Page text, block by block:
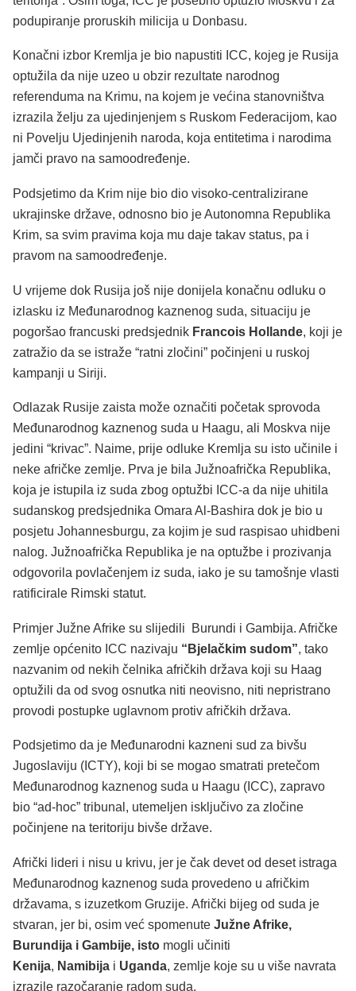
podupiranje proruskih milicija u Donbasu.
Konačni izbor Kremlja je bio napustiti ICC, kojeg je Rusija
optužila da nije uzeo u obzir rezultate narodnog
referenduma na Krimu, na kojem je većina stanovništva
izrazila želju za ujedinjenjem s Ruskom Federacijom, kao
ni Povelju Ujedinjenih naroda, koja entitetima i narodima
jamči pravo na samoodređenje.
Podsjetimo da Krim nije bio dio visoko-centralizirane
ukrajinske države, odnosno bio je Autonomna Republika
Krim, sa svim pravima koja mu daje takav status, pa i
pravom na samoodređenje.
U vrijeme dok Rusija još nije donijela konačnu odluku o
izlasku iz Međunarodnog kaznenog suda, situaciju je
pogoršao francuski predsjednik Francois Hollande, koji je
zatražio da se istraže “ratni zločini” počinjeni u ruskoj
kampanji u Siriji.
Odlazak Rusije zaista može označiti početak sprovoda
Međunarodnog kaznenog suda u Haagu, ali Moskva nije
jedini “krivac”. Naime, prije odluke Kremlja su isto učinile i
neke afričke zemlje. Prva je bila Južnoafrička Republika,
koja je istupila iz suda zbog optužbi ICC-a da nije uhitila
sudanskog predsjednika Omara Al-Bashira dok je bio u
posjetu Johannesburgu, za kojim je sud raspisao uhidbeni
nalog. Južnoafrička Republika je na optužbe i prozivanja
odgovorila povlačenjem iz suda, iako je su tamošnje vlasti
ratificirale Rimski statut.
Primjer Južne Afrike su slijedili Burundi i Gambija. Afričke
zemlje općenito ICC nazivaju “Bjelačkim sudom”, tako
nazvanim od nekih čelnika afričkih država koji su Haag
optužili da od svog osnutka niti neovisno, niti nepristrano
provodi postupke uglavnom protiv afričkih država.
Podsjetimo da je Međunarodni kazneni sud za bivšu
Jugoslaviju (ICTY), koji bi se mogao smatrati pretečom
Međunarodnog kaznenog suda u Haagu (ICC), zapravo
bio “ad-hoc” tribunal, utemeljen isključivo za zločine
počinjene na teritoriju bivše države.
Afrički lideri i nisu u krivu, jer je čak devet od deset istraga
Međunarodnog kaznenog suda provedeno u afričkim
državama, s izuzetkom Gruzije. Afrički bijeg od suda je
stvaran, jer bi, osim već spomenute Južne Afrike,
Burundija i Gambije, isto mogli učiniti
Kenija, Namibija i Uganda, zemlje koje su u više navrata
izrazile razočaranje radom suda.